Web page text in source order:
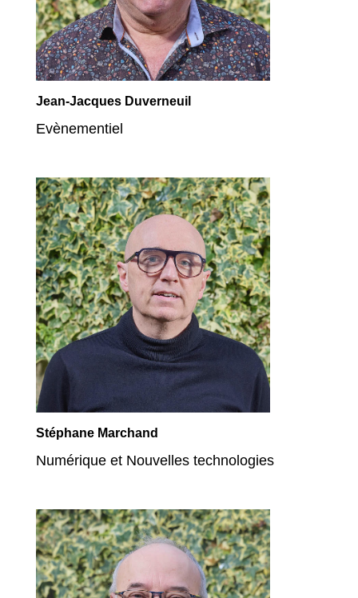
Jean-Jacques Duverneuil
Evènementiel
Stéphane Marchand
Numérique et Nouvelles technologies